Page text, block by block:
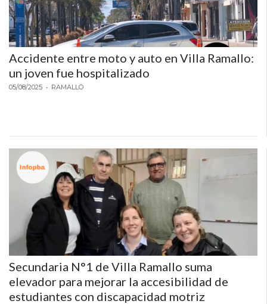
Accidente entre moto y auto en Villa Ramallo:
un joven fue hospitalizado
05/08/2025 • RAMALLO
Secundaria N°1 de Villa Ramallo suma
elevador para mejorar la accesibilidad de
estudiantes con discapacidad motriz